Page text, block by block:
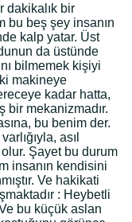
dakikalık bir
bu beş şey insanın
kalp yatar. Üst
da üstünde
bilmemek kişiyi
makineye
kadar hatta,
bir mekanizmadır.
bu benim der.
asıl
Şayet bu durum
insanın kendisini
Ve hakikati
: Heybetli
bu küçük aslan